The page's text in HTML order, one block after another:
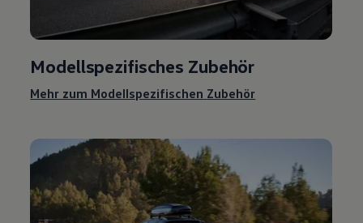
Modellspezifisches Zubehör
Mehr zum Modellspezifischen Zubehör